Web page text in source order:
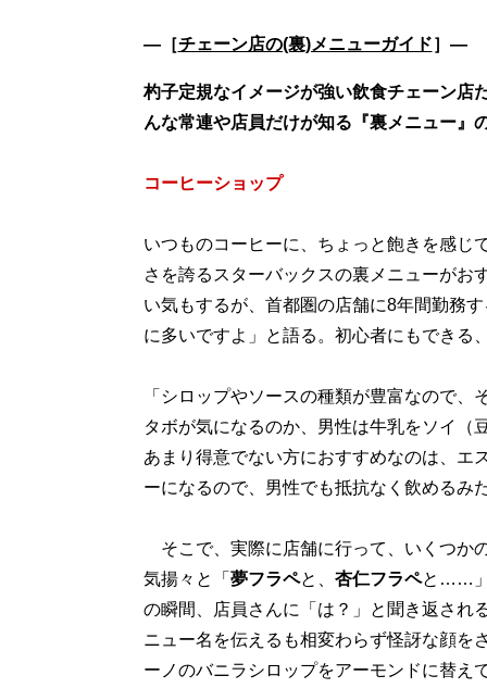
―［チェーン店の(裏)メニューガイド］―
杓子定規なイメージが強い飲食チェーン店
んな常連や店員だけが知る『裏メニュー』
コーヒーショップ
いつものコーヒーに、ちょっと飽きを感じ
さを誇るスターバックスの裏メニューがお
い気もするが、首都圏の店舗に8年間勤務
に多いですよ」と語る。初心者にもできる
「シロップやソースの種類が豊富なので
タボが気になるのか、男性は牛乳をソイ（
あまり得意でない方におすすめなのは、エ
ーになるので、男性でも抵抗なく飲めるみ
そこで、実際に店舗に行って、いくつか
気揚々と「 夢フラペと、 杏仁フラペと……」
の瞬間、店員さんに「は？」と聞き返され
ニュー名を伝えるも相変わらず怪訝な顔を
ーノのバニラシロップをアーモンドに替